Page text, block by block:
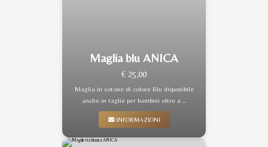
Maglia blu ANICA
€ 25,00
Maglia in cotone di colore Blu disponibile
anche in taglie per bambini oltre a …
INFORMAZIONI